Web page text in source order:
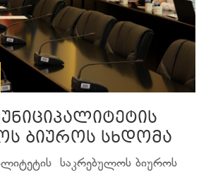
ბიუროს სხდომა
საკრებულოს ბიუროს